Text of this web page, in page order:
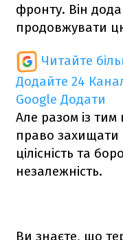
фронту. Він
продовжувати
Читайте
Додайте 24
Google Додати
Але разом із
право захищати
цілісність та
незалежність.
Ви знаєте, що